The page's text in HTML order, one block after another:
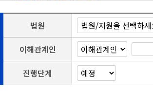
법원
이해관계인
진행단계